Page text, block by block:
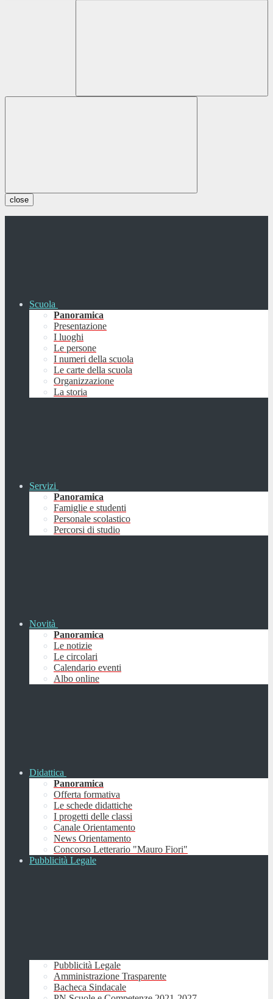
close
Scuola
Panoramica
Presentazione
I luoghi
Le persone
I numeri della scuola
Le carte della scuola
Organizzazione
La storia
Servizi
Panoramica
Famiglie e studenti
Personale scolastico
Percorsi di studio
Novità
Panoramica
Le notizie
Le circolari
Calendario eventi
Albo online
Didattica
Panoramica
Offerta formativa
Le schede didattiche
I progetti delle classi
Canale Orientamento
News Orientamento
Concorso Letterario "Mauro Fiori"
Pubblicità Legale
Pubblicità Legale
Amministrazione Trasparente
Bacheca Sindacale